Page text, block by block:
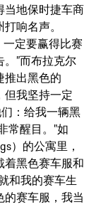
当地保时捷车商
响名声。
一定要赢得比赛
”而布拉克尔
推出黑色的
但我坚持一定
：给我一辆黑
常醒目。”如
）的公寓里，
黑色赛车服和
和我的赛车生
赛车服，我当